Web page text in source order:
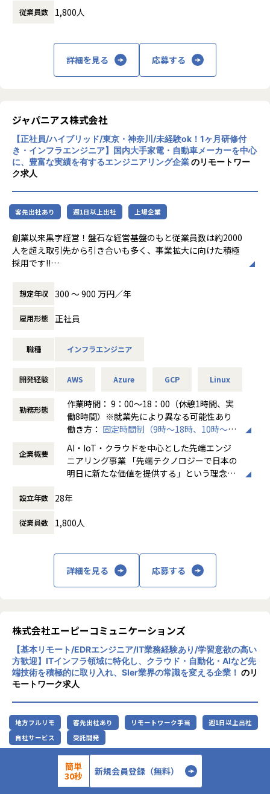
しかなかったため、
エンジニアとしてこの様な活躍の仕方もあるのかと実感しま
エンジニアだけでなく採用・営業・教育といったやれる事が
増えるところは
アルテニアのいいところだと思います。
担当工程：基本設計、運用設計、詳細設計、構築、テスト、
-- 金融システムインフラ開発 --
使用スキル：AWS、Windows、Linux
担当工程：基本設計、運用設計、詳細設計、構築、テスト、
移行
担当者：20台後半、男性、入社1年目
-- 官公庁向けインフラ開発 --
使用スキル：VMware、Windows、Linux
担当工程：基本設計、運用設計、詳細設計、構築、テスト、
担当者：30台後半、男性、入社4年目
あなたのキャリアの希望に沿って案件を決定します。
「AWS、Azureなどのクラウド案件に携わりたい」など…
■フォロー体制・働き方
確認
・配属後は月1回の面談に加え、チャットでの相談が可能
・一人での参画の場合も、社内のメンターがフォロー
・平均残業時間：月10.5時間（全社平均）
＜入社1年目 エンジニア＞
した。
マニュアル通りの作業しかやったことがなかった私ですが、
現在は要件定義や設計、実装といった工程にも挑戦していま
アルテニアの良さです。
＜入社4年目 エンジニア＞
転職前の会社の社長が代わり、会社の方針と私のエンジニア
としての方針に
げるといった営業の役割も
できるようになりました。ソフトウェアの設計や製造の経験
しかなかったため、
エンジニアとしてこの様な活躍の仕方もあるのかと実感しま
エンジニアだけでなく採用・営業・教育といったやれる事が
アリング業界から必要とされ続ける会社を目
従業員数 1,800人
詳細を見る 応募する
ジャパニアス株式会社
【正社員/ハイブリッド/東京・神奈川/未経験ok！1ヶ月研修付
き・インフラエンジニア】国内大手家電・自動車メーカーを中心
に、豊富な実績を有するエンジニアリング企業のリモートワー
ク求人
客先出社あり 週1日以上出社 上場企業
創業以来黒字経営！盤石な経営基盤のもと従業員数は約2000
人を超え取引先から引き合いも多く、事業拡大に向けた積極
採用です!!
★入社後1ヶ月社内研修付き
≪スクール内容≫
・現場で生きる実践的なカリキュラム
・同期と一緒に学べる
製造メーカー、通信キャリア、金融、流通、官公庁 等
OS：Windows、Linux、Unix
ツール・機器：Windows Server、RHL、Solaris、HP-UX、
クラウド：AWS、Azure
◆プロジェクト例
・ 運用・保守・監視（下流）
※ご志向・ご希望に応じて、プロジェクトを決定します
※地元密着主義のため、地元の大手企業でのプロジェクト
地域愛採用を行っているため、基本的にご自宅から通える
範囲でプロジェクトを選定。
家族と一緒に過ごすことができ、好きな地域で安心して働
けます。
基本給で勝負している会社です！技術手当等で大きく見せ
ることをしておりません。
昇給は、基本給を上げていくため、賞与や残業代も必然的
に増えます。
★フォロー体制や研修制度/スタンバイ期間も給与100％保証
スタンバイ期間は、しっかりJ-collegeにて研修を準備。
想定年収 300 〜 900 万円／年
雇用形態 正社員
職種 インフラエンジニア
開発経験 AWS Azure GCP Linux
勤務形態
作業時間： 9：00～18：00（休憩1時間、実
働8時間）※就業先により異なる可能性あり
働き方： 固定時間制（9時～18時、10時～19
時間外労働の有無： 有（月平均20時間～30
時間）
休憩時間： 60分
企業概要
AI・IoT・クラウドを中心とした先端エンジ
ニアリング事業 「先端テクノロジーで日本の
明日に新たな価値を提供する」という理念を
た先端テクノロジーの中で「ジャパニアスだ
アリング業界から必要とされ続ける会社を目
設立年数 28年
従業員数 1,800人
詳細を見る 応募する
株式会社エーピーコミュニケーションズ
【基本リモート/EDRエンジニア/IT業務経験あり/学習意欲の高い
方歓迎】ITインフラ領域に特化し、クラウド・自動化・AIなど先
端技術を積極的に取り入れ、SIer業界の常識を変える企業！ のリ
モートワーク求人
地方フルリモ 客先出社あり リモートワーク手当
週1日以上出社
自社サービス
受託開発
CrowdStrike製品（主にEDR）の導入および設計・構築業務
簡単
30秒
新規会員登録（無料）